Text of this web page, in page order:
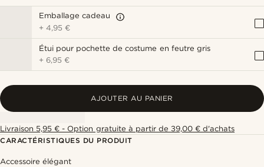
Emballage cadeau
+4,95 €
Étui pour pochette de costume en feutre gris
+6,95 €
AJOUTER AU PANIER
Livraison 5,95 € - Option gratuite à partir de 39,00 € d'achats
CARACTÉRISTIQUES DU PRODUIT
Accessoire élégant